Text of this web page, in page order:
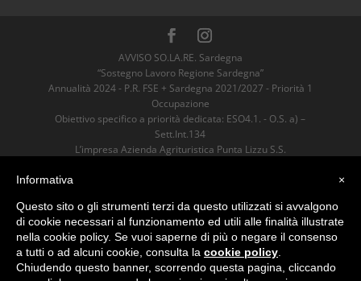
AVVISO SO.LA.RE. Sardegna
“Sostegno Lavoro Regione Sardegna”
Annualità 2024 - P.R. FSE + Sardegna 2021/2027 - Priorità 1
Occupazione
Obiettivo specifico a priorità dedicata: ESO4.1. - O.S. a) –
Sett.Int.134
L’impresa Azienda Agrituristica Punta Lizzu S.S.
4600,00.
Azienda Agrituristica Punta Lizzu
Loc. Ofricatu, 08029 Siniscola (NU)
P. Iva 01093510913 - TEL+39 339 1077654
×
Informativa
Questo sito o gli strumenti terzi da questo utilizzati si avvalgono
di cookie necessari al funzionamento ed utili alle finalità illustrate
nella cookie policy. Se vuoi saperne di più o negare il consenso
a tutti o ad alcuni cookie, consulta la cookie policy
Chiudendo questo banner, scorrendo questa pagina, cliccando